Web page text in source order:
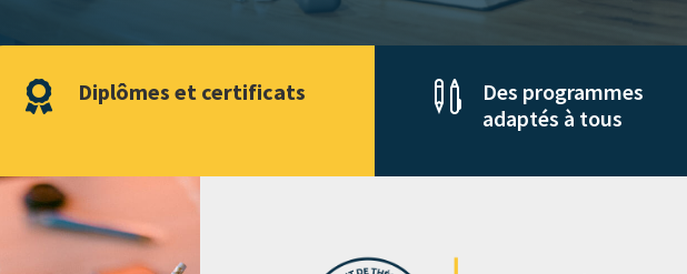
 Diplômes et certificats 
Des programmes
adaptés à tous